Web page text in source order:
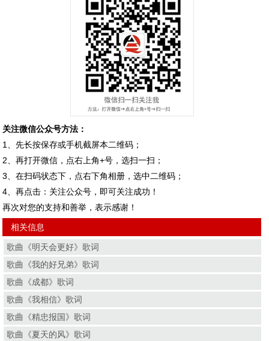
关注微信公众号方法：
1、先长按保存或手机截屏本二维码；
2、再打开微信，点右上角+号，选扫一扫；
3、在扫码状态下，点右下角相册，选中二维码；
4、再点击：关注公众号，即可关注成功！
再次对您的支持和善举，表示感谢！
相关信息
歌曲《明天会更好》歌词
歌曲《我的好兄弟》歌词
歌曲《成都》歌词
歌曲《我相信》歌词
歌曲《精忠报国》歌词
歌曲《夏天的风》歌词